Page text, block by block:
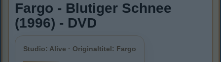
Fargo - Blutiger Schnee
(1996) - DVD
Studio: Alive · Originaltitel: Fargo